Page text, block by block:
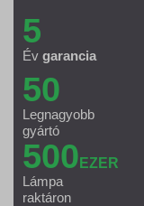
5
Év garancia
50
Legnagyobb
gyártó
500 EZER
Lámpa
raktáron